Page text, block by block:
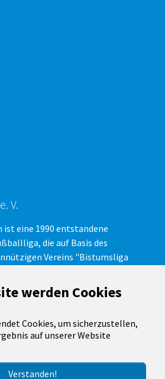
werden Cookies
Cookies, um sicherzustellen,
auf unserer Website
Verstanden!
V.
eine 1990 entstandene
die auf Basis des
Vereins "Bistumsliga
nehmen Mannschaften
verschiedenen Spielklassen teil.